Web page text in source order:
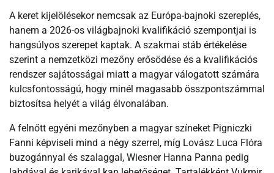
A keret kijelölésekor nemcsak az Európa-bajnoki szereplés,
hanem a 2026-os világbajnoki kvalifikáció szempontjai is
hangsúlyos szerepet kaptak. A szakmai stáb értékelése
szerint a nemzetközi mezőny erősödése és a kvalifikációs
rendszer sajátosságai miatt a magyar válogatott számára
kulcsfontosságú, hogy minél magasabb összpontszámmal
biztosítsa helyét a világ élvonalában.
A felnőtt egyéni mezőnyben a magyar színeket Pigniczki
Fanni képviseli mind a négy szerrel, míg Lovász Luca Flóra
buzogánnyal és szalaggal, Wiesner Hanna Panna pedig